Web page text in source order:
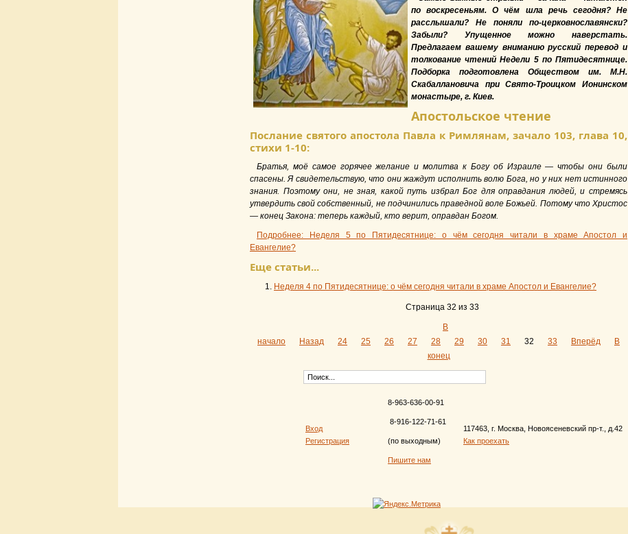
по воскресеньям. О чём шла речь сегодня? Не
расслышали? Не поняли по-церковнославянски?
Забыли? Упущенное можно наверстать.
Предлагаем вашему вниманию русский перевод и
толкование чтений Недели 5 по Пятидесятнице.
Подборка подготовлена Обществом им. М.Н.
Скабаллановича при Свято-Троицком Ионинском
монастыре, г. Киев.
Апостольское чтение
Послание святого апостола Павла к Римлянам, зачало 103, глава 10,
стихи 1-10:
Братья, моё самое горячее желание и молитва к Богу об Израиле — чтобы они были
спасены. Я свидетельствую, что они жаждут исполнить волю Бога, но у них нет истинного
знания. Поэтому они, не зная, какой путь избрал Бог для оправдания людей, и стремясь
утвердить свой собственный, не подчинились праведной воле Божьей. Потому что Христос
— конец Закона: теперь каждый, кто верит, оправдан Богом.
Подробнее: Неделя 5 по Пятидесятнице: о чём сегодня читали в храме Апостол и
Евангелие?
Еще статьи...
Неделя 4 по Пятидесятнице: о чём сегодня читали в храме Апостол и Евангелие?
Страница 32 из 33
В
начало
Назад 24 25 26 27 28 29 30 31 32 33 Вперёд
В
конец
Вход
Регистрация
8-963-636-00-91
8-916-122-71-61
(по выходным)
Пишите нам
117463, г. Москва, Новоясеневский пр-т., д.42
Как проехать